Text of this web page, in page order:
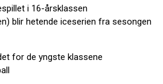
i 16-årsklassen
blir hetende iceserien fra sesongen
for de yngste klassene